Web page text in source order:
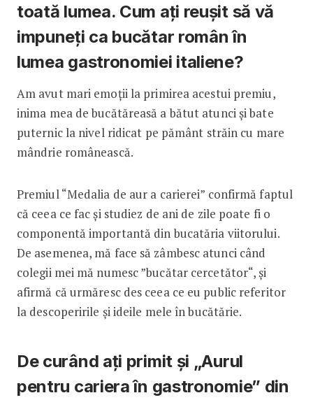
toată lumea. Cum ați reușit să vă
impuneți ca bucătar român în
lumea gastronomiei italiene?
Am avut mari emoții la primirea acestui premiu,
inima mea de bucătăreasă a bătut atunci și bate
puternic la nivel ridicat pe pământ străin cu mare
mândrie românească.
Premiul “Medalia de aur a carierei” confirmă faptul
că ceea ce fac și studiez de ani de zile poate fi o
componentă importantă din bucatăria viitorului.
De asemenea, mă face să zâmbesc atunci când
colegii mei mă numesc ”bucătar cercetător“, și
afirmă că urmăresc des ceea ce eu public referitor
la descoperirile și ideile mele în bucătărie.
De curând ați primit și „Aurul
pentru cariera în gastronomie” din